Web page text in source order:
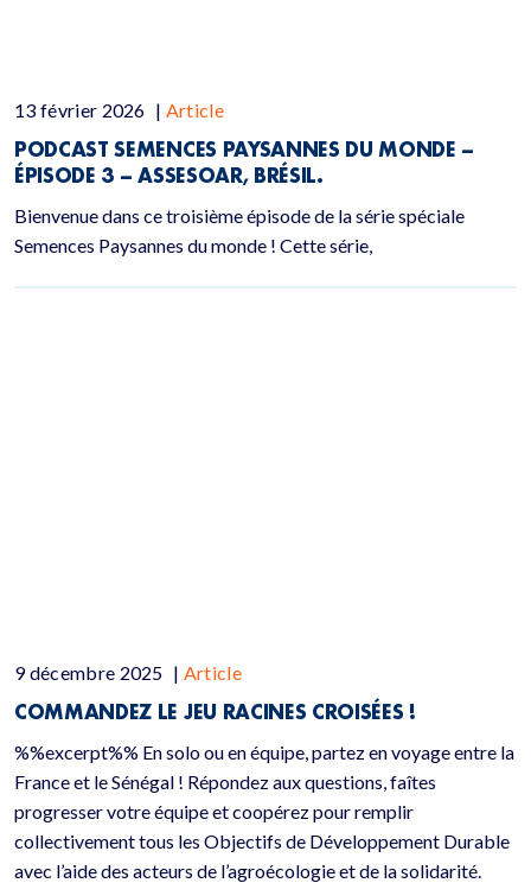
13 février 2026 | Article
PODCAST SEMENCES PAYSANNES DU MONDE –
ÉPISODE 3 – ASSESOAR, BRÉSIL.
Bienvenue dans ce troisième épisode de la série spéciale
Semences Paysannes du monde ! Cette série,
9 décembre 2025 | Article
COMMANDEZ LE JEU RACINES CROISÉES !
%%excerpt%% En solo ou en équipe, partez en voyage entre la
France et le Sénégal ! Répondez aux questions, faîtes
progresser votre équipe et coopérez pour remplir
collectivement tous les Objectifs de Développement Durable
avec l’aide des acteurs de l’agroécologie et de la solidarité.